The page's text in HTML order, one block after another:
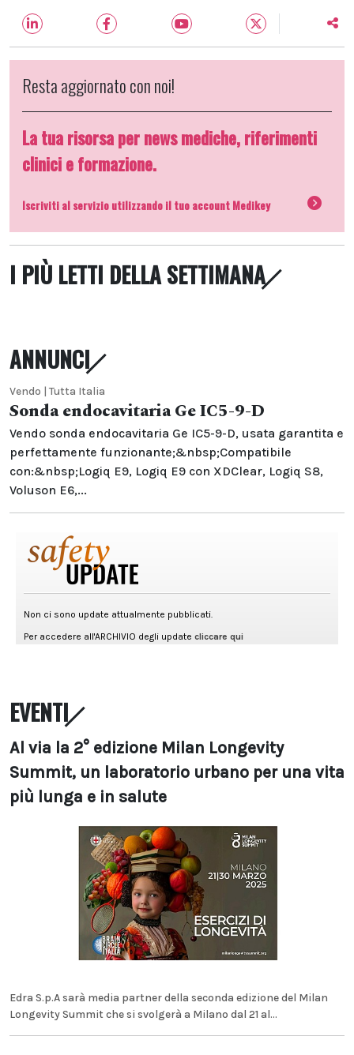
Resta aggiornato con noi!
La tua risorsa per news mediche, riferimenti
clinici e formazione.
Iscriviti al servizio utilizzando il tuo account Medikey
I PIÙ LETTI DELLA SETTIMANA
ANNUNCI
Vendo | Tutta Italia
Sonda endocavitaria Ge IC5-9-D
Vendo sonda endocavitaria Ge IC5-9-D, usata garantita e
perfettamente funzionante;&nbsp;Compatibile
con:&nbsp;Logiq E9, Logiq E9 con XDClear, Logiq S8,
Voluson E6,...
EVENTI
Al via la 2° edizione Milan Longevity
Summit, un laboratorio urbano per una vita
più lunga e in salute
Edra S.p.A sarà media partner della seconda edizione del Milan
Longevity Summit che si svolgerà a Milano dal 21 al...